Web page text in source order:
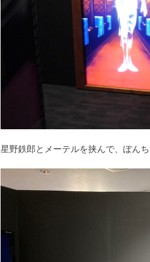
星野鉄郎とメーテルを挟んで、ぽん